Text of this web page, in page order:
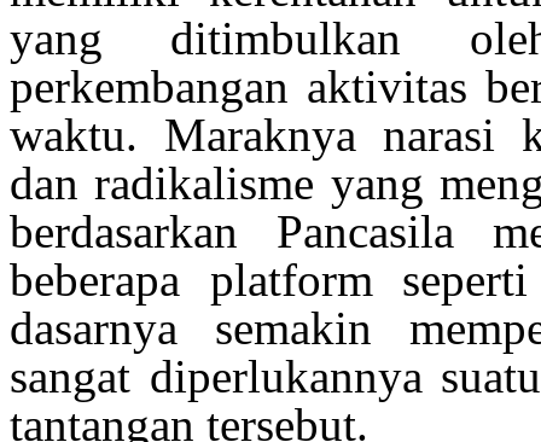
yang ditimbulkan
perkembangan aktivitas
waktu. Maraknya narasi
danradikalisme yang
berdasarkan Pancasila
beberapa platform seperti
dasarnya
semakin
sangat diperlukannya suatu
tantangan tersebut.